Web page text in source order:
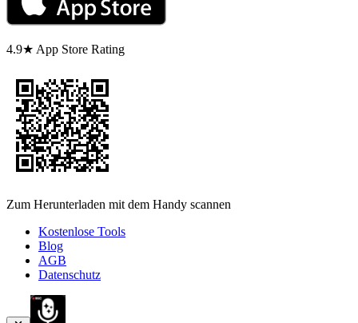
4.9★ App Store Rating
Zum Herunterladen mit dem Handy scannen
Kostenlose Tools
Blog
AGB
Datenschutz